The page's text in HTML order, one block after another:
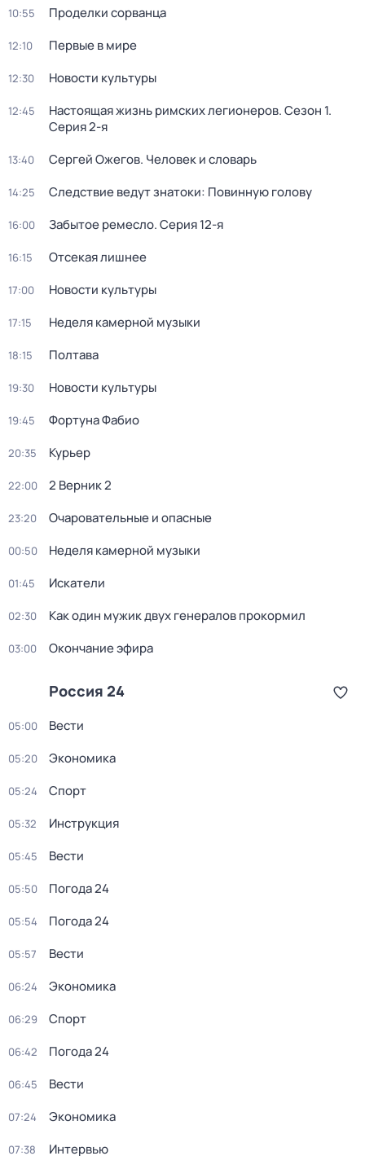
10:55 Проделки сорванца
12:10 Первые в мире
12:30 Новости культуры
12:45 Настоящая жизнь римских легионеров. Сезон 1.
Серия 2-я
13:40 Сергей Ожегов. Человек и словарь
14:25 Следствие ведут знатоки: Повинную голову
16:00 Забытое ремесло. Серия 12-я
16:15 Отсекая лишнее
17:00 Новости культуры
17:15 Неделя камерной музыки
18:15 Полтава
19:30 Новости культуры
19:45 Фортуна Фабио
20:35 Курьер
22:00 2 Верник 2
23:20 Очаровательные и опасные
00:50 Неделя камерной музыки
01:45 Искатели
02:30 Как один мужик двух генералов прокормил
03:00 Окончание эфира
Россия 24
05:00 Вести
05:20 Экономика
05:24 Спорт
05:32 Инструкция
05:45 Вести
05:50 Погода 24
05:54 Погода 24
05:57 Вести
06:24 Экономика
06:29 Спорт
06:42 Погода 24
06:45 Вести
07:24 Экономика
07:38 Интервью